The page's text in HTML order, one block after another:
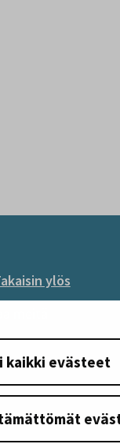
kaikki evästeet
ylös